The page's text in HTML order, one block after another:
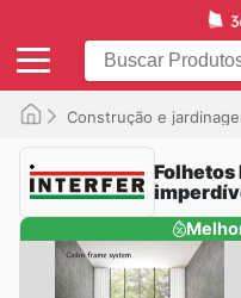
Construção e